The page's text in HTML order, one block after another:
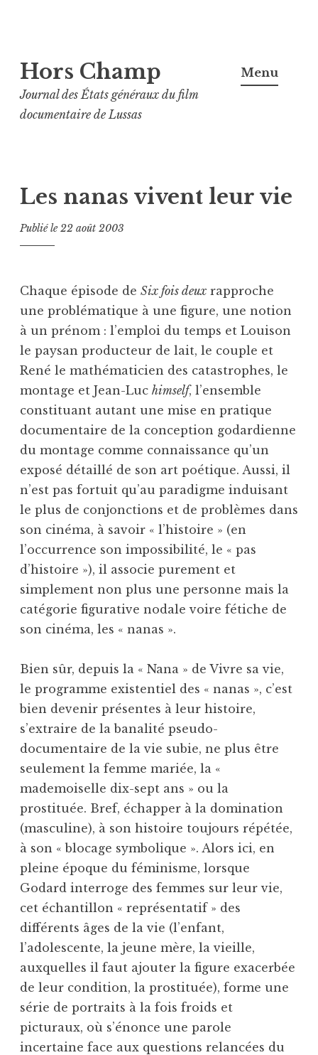
au
contenu
principal
Hors Champ
Journal des États généraux du film
documentaire de Lussas
Menu
Les nanas vivent leur vie
Publié le22 août 2003
Chaque épisode de Six fois deux rapproche
une problématique à une figure, une notion
à un prénom : l’emploi du temps et Louison
le paysan producteur de lait, le couple et
René le mathématicien des catastrophes, le
montage et Jean-Luc himself, l’ensemble
constituant autant une mise en pratique
documentaire de la conception godardienne
du montage comme connaissance qu’un
exposé détaillé de son art poétique. Aussi, il
n’est pas fortuit qu’au paradigme induisant
le plus de conjonctions et de problèmes dans
son cinéma, à savoir « l’histoire » (en
l’occurrence son impossibilité, le « pas
d’histoire »), il associe purement et
simplement non plus une personne mais la
catégorie figurative nodale voire fétiche de
son cinéma, les « nanas ».
Bien sûr, depuis la « Nana » de Vivre sa vie,
le programme existentiel des « nanas », c’est
bien devenir présentes à leur histoire,
s’extraire de la banalité pseudo-
documentaire de la vie subie, ne plus être
seulement la femme mariée, la «
mademoiselle dix-sept ans » ou la
prostituée. Bref, échapper à la domination
(masculine), à son histoire toujours répétée,
à son « blocage symbolique ». Alors ici, en
pleine époque du féminisme, lorsque
Godard interroge des femmes sur leur vie,
cet échantillon « représentatif » des
différents âges de la vie (l’enfant,
l’adolescente, la jeune mère, la vieille,
auxquelles il faut ajouter la figure exacerbée
de leur condition, la prostituée), forme une
série de portraits à la fois froids et
picturaux, où s’énonce une parole
incertaine face aux questions relancées du